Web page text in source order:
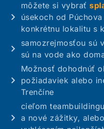
môžete si vybrať
úsekoch od
konkrétnu lokalitu s
samozrejmosťou sú
sú na vode ako
Možnosť dohodnúť
požiadaviek alebo
Trenčíne
cieľom
a nové zážitky,